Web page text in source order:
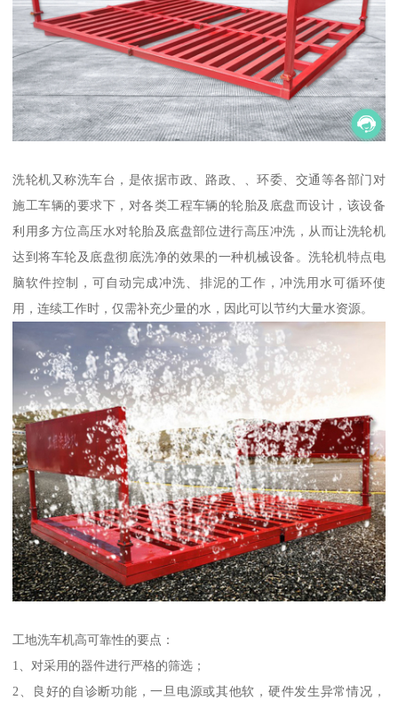
洗轮机又称洗车台，是依据市政、路政、、环委、交通等各部门对
施工车辆的要求下，对各类工程车辆的轮胎及底盘而设计，该设备
利用多方位高压水对轮胎及底盘部位进行高压冲洗，从而让洗轮机
达到将车轮及底盘彻底洗净的效果的一种机械设备。洗轮机特点电
脑软件控制，可自动完成冲洗、排泥的工作，冲洗用水可循环使
用，连续工作时，仅需补充少量的水，因此可以节约大量水资源。
工地洗车机高可靠性的要点：
1、对采用的器件进行严格的筛选；
2、良好的自诊断功能，一旦电源或其他软，硬件发生异常情况，